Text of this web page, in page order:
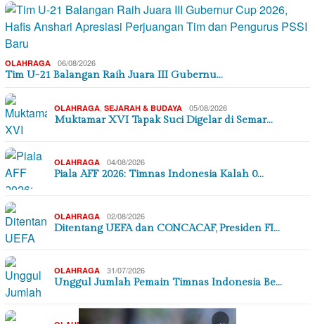
OLAHRAGA 06/08/2026
Tim U-21 Balangan Raih Juara III Gubernu…
OLAHRAGA SEJARAH & BUDAYA 05/08/2026
Muktamar XVI Tapak Suci Digelar di Semar…
OLAHRAGA 04/08/2026
Piala AFF 2026: Timnas Indonesia Kalah 0…
OLAHRAGA 02/08/2026
Ditentang UEFA dan CONCACAF, Presiden FI…
OLAHRAGA 31/07/2026
Unggul Jumlah Pemain Timnas Indonesia Be…